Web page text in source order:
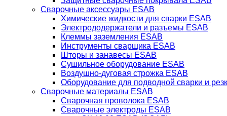
Сварочные аксессуары ESAB
Химические жидкости для сварки ESAB
Электрододержатели и разъемы ESAB
Клеммы заземления ESAB
Инструменты сварщика ESAB
Шторы и занавесы ESAB
Сушильное оборудование ESAB
Воздушно-дуговая строжка ESAB
Оборудование для подводной сварки и
Сварочные материалы ESAB
Сварочная проволока ESAB
Сварочные электроды ESAB